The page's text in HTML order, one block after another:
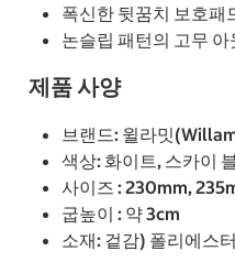
폭신한 뒷꿈치 보호패
논슬립 패턴의 고무
제품 사양
브랜드: 윌라밋
색상: 화이트, 스카이
사이즈 : 230mm,
굽높이 : 약 3cm
소재: 겉감) 폴리에스